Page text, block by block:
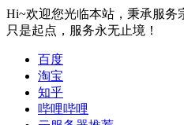
Hi~欢迎您光临本站，秉承服
只是起点，服务永无止境！
百度
淘宝
知乎
哔哩哔哩